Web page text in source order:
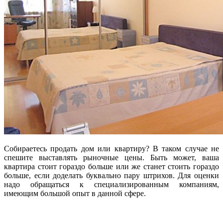
Собираетесь продать дом или квартиру? В таком случае не
спешите выставлять рыночные цены. Быть может, ваша
квартира стоит гораздо больше или же станет стоить гораздо
больше, если доделать буквально пару штрихов. Для оценки
надо обращаться к специализированным компаниям,
имеющим большой опыт в данной сфере.